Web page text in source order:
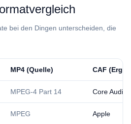
bei den Dingen unterscheiden, die
⁦MP4⁩ (Quelle) ⁦CAF⁩
MPEG-4 Part 14 Core Audio
MPEG Apple